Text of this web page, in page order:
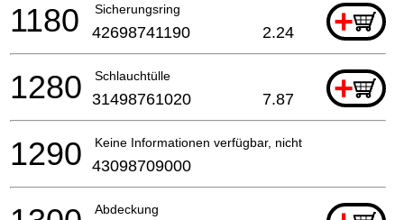
Sicherungsring +
1180 42698741190 2.24
Schlauchtülle +
1280 31498761020 7.87
Keine Informationen verfügbar, nicht bestellbar
1290 43098709000
Abdeckung